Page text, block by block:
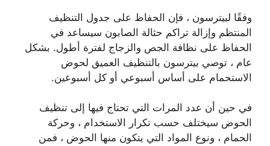
وفقًا لبيترسون ، فإن الحفاظ على جدول التنظيف
المنتظم وإزالة تراكم حثالة الصابون سيساعد في
الحفاظ على نظافة الجص والزجاج لفترة أطول. بشكل
عام ، توصي بيترسون بالتنظيف العميق لحوض
الاستحمام على أساس أسبوعي أو كل أسبوعين.
في حين أن عدد المرات التي تحتاج فيها إلى تنظيف
الحوض سيختلف حسب تكرار الاستخدام ، وحركة
الحمام ، ونوع المواد التي يتكون منها الحوض ، فمن